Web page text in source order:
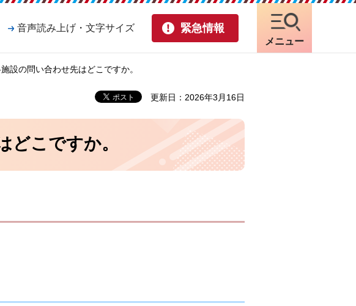
音声読み上げ・文字サイズ 緊急情報
メニュー
設の問い合わせ先はどこですか。
更新日：2026年3月16日
どこですか。